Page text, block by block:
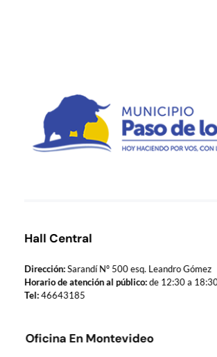
Hall Central
Dirección:Sarandí Nº 500 esq. Leandro Gómez
Horario de atención al público:de 12:30 a
Tel:46643185
Oficina En Montevideo